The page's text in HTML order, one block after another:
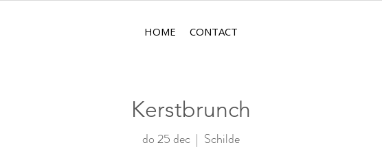
HOME CONTACT
Kerstbrunch
do 25 dec
  |
Schilde